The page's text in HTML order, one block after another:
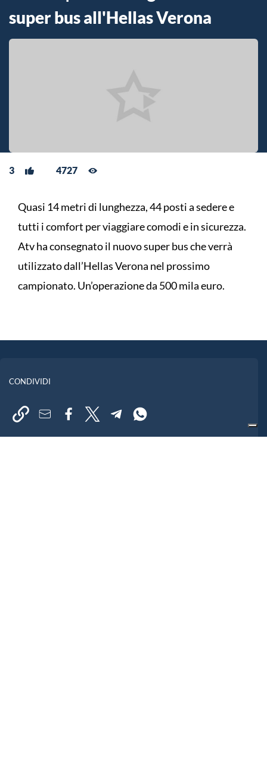
super bus all'Hellas Verona
3 4727
Quasi 14 metri di lunghezza, 44 posti a sedere e
tutti i comfort per viaggiare comodi e in sicurezza.
Atv ha consegnato il nuovo super bus che verrà
utilizzato dall’Hellas Verona nel prossimo
campionato. Un’operazione da 500 mila euro.
CONDIVIDI